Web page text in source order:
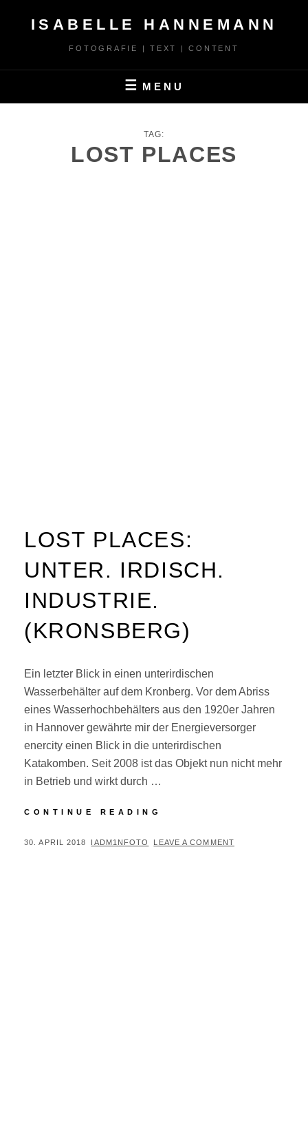
ISABELLE HANNEMANN
FOTOGRAFIE | TEXT | CONTENT
MENU
TAG:
LOST PLACES
LOST PLACES:
UNTER. IRDISCH.
INDUSTRIE.
(KRONSBERG)
Ein letzter Blick in einen unterirdischen
Wasserbehälter auf dem Kronberg. Vor dem Abriss
eines Wasserhochbehälters aus den 1920er Jahren
in Hannover gewährte mir der Energieversorger
enercity einen Blick in die unterirdischen
Katakomben. Seit 2008 ist das Objekt nun nicht mehr
in Betrieb und wirkt durch …
CONTINUE READING
UNTER.
POSTED
30. APRIL 2018 BY
IADM1NFOTO LEAVE A COMMENT